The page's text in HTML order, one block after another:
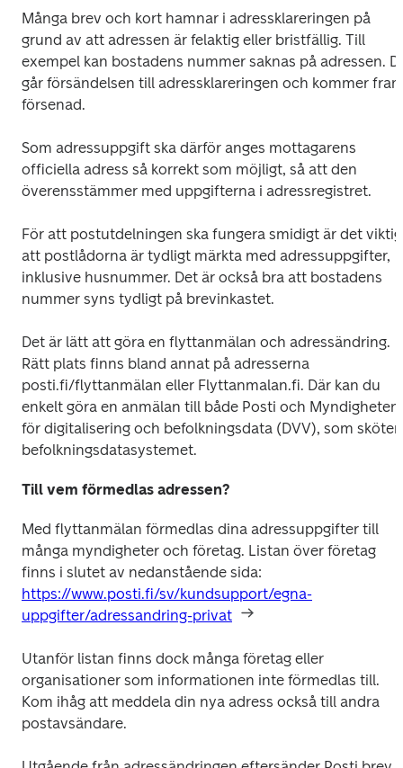
Många brev och kort hamnar i adressklareringen på
grund av att adressen är felaktig eller bristfällig. Till
exempel kan bostadens nummer saknas på adressen.
går försändelsen till adressklareringen och kommer
försenad.
Som adressuppgift ska därför anges mottagarens
officiella adress så korrekt som möjligt, så att den
överensstämmer med uppgifterna i adressregistret.
För att postutdelningen ska fungera smidigt är det
att postlådorna är tydligt märkta med adressuppgifter,
inklusive husnummer. Det är också bra att bostadens
nummer syns tydligt på brevinkastet.
Det är lätt att göra en flyttanmälan och adressändring.
Rätt plats finns bland annat på adresserna
posti.fi/flyttanmälan eller Flyttanmalan.fi. Där kan du
enkelt göra en anmälan till både Posti och Myndigheten
för digitalisering och befolkningsdata (DVV), som sköter
befolkningsdatasystemet.
Till vem förmedlas adressen?
Med flyttanmälan förmedlas dina adressuppgifter till
många myndigheter och företag. Listan över företag
https://www.posti.fi/sv/kundsupport/egna-
uppgifter/adressandring-privat
Utanför listan finns dock många företag eller
organisationer som informationen inte förmedlas till.
Kom ihåg att meddela din nya adress också till andra
postavsändare.